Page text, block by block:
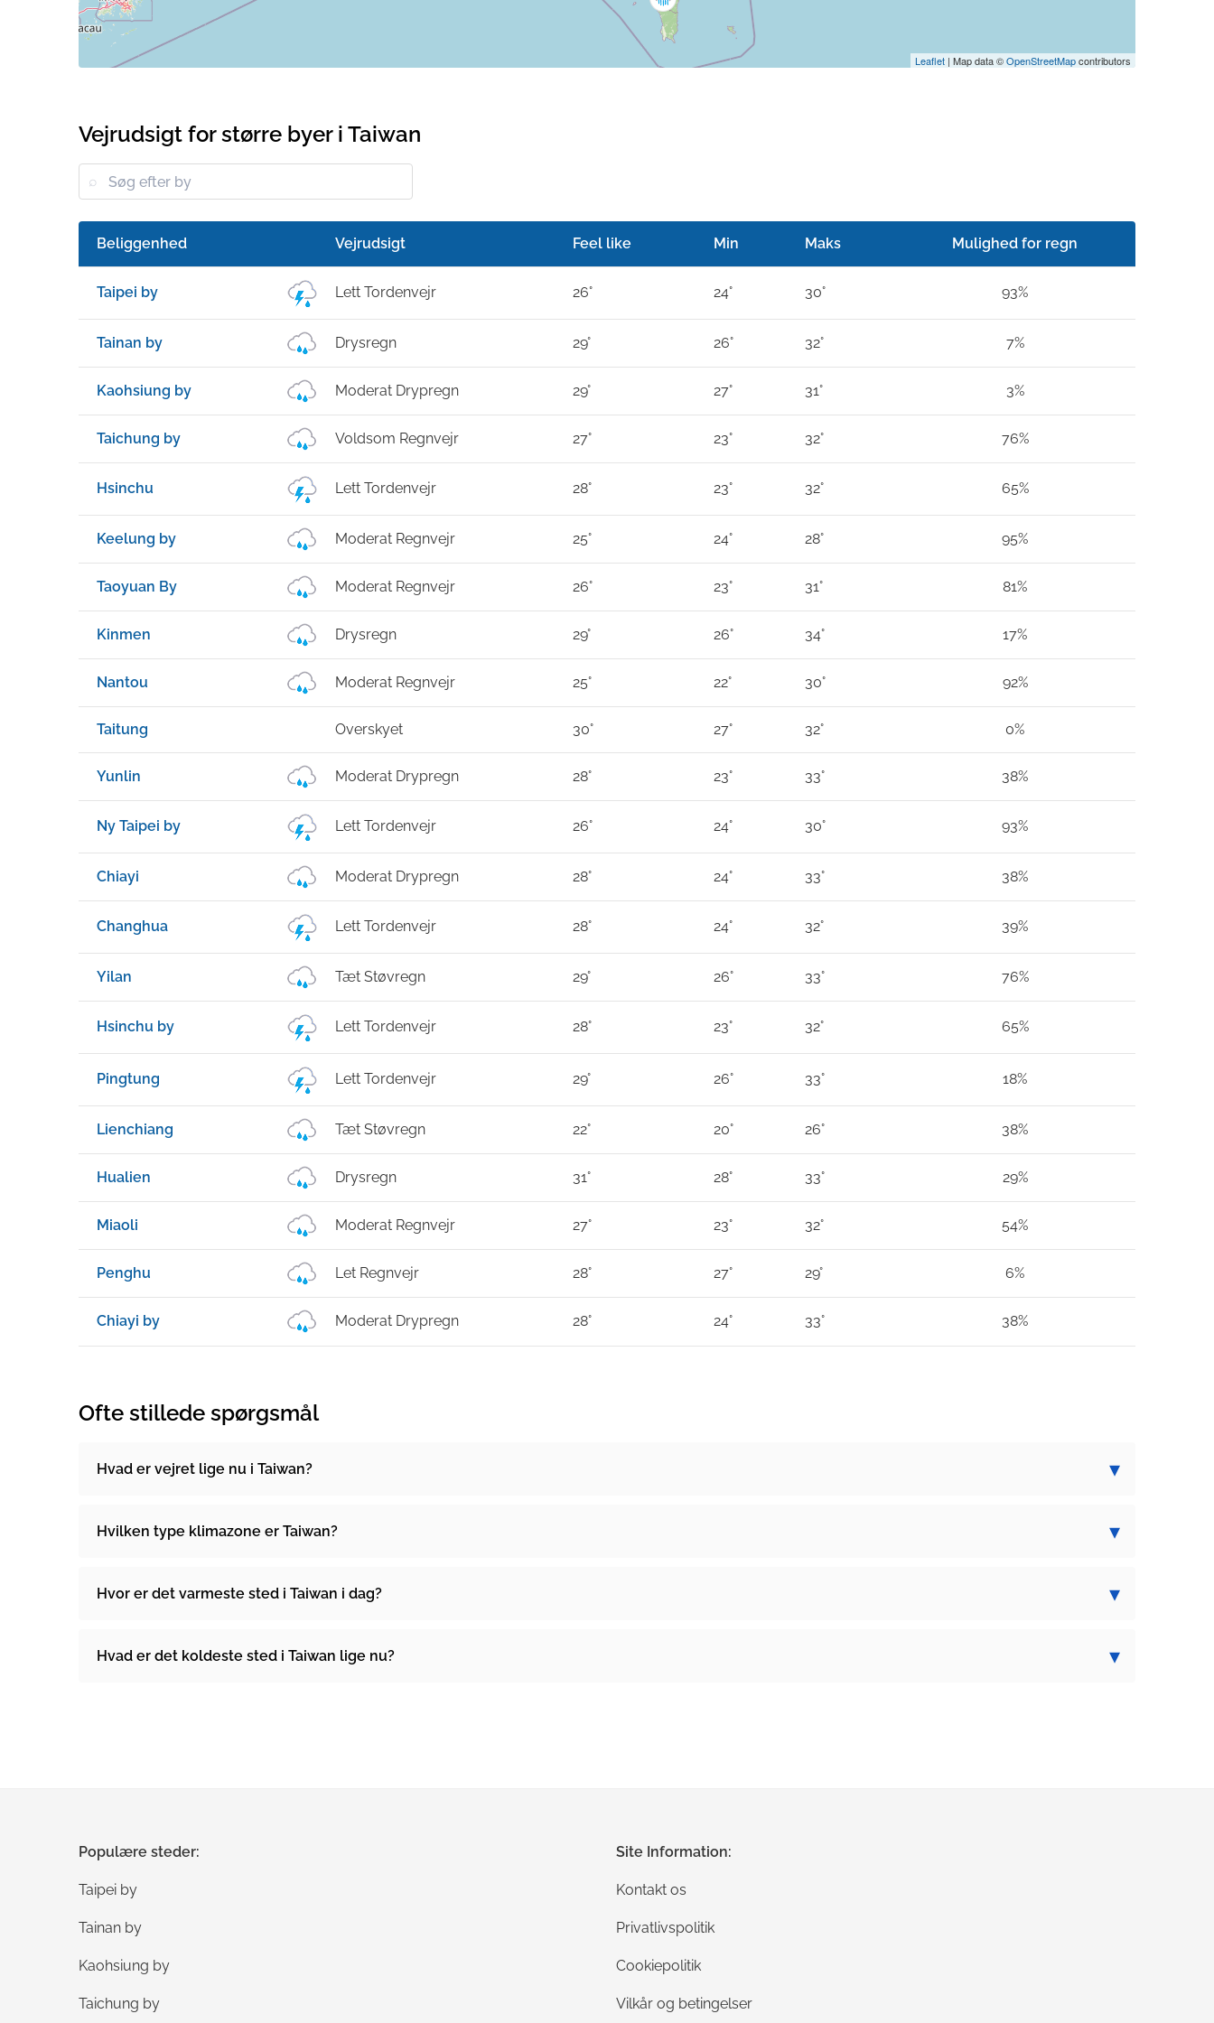
Leaflet | Map data ©OpenStreetMapcontributors
Vejrudsigt for større byer i Taiwan
Beliggenhed Vejrudsigt Feel like Min Maks Mulighed for regn
Taipei by Lett Tordenvejr 26° 24° 30° 93%
Tainan by Drysregn 29° 26° 32° 7%
Kaohsiung by Moderat Drypregn 29° 27° 31° 3%
Taichung by Voldsom Regnvejr 27° 23° 32° 76%
Hsinchu Lett Tordenvejr 28° 23° 32° 65%
Keelung by Moderat Regnvejr 25° 24° 28° 95%
Taoyuan By Moderat Regnvejr 26° 23° 31° 81%
Kinmen Drysregn 29° 26° 34° 17%
Nantou Moderat Regnvejr 25° 22° 30° 92%
Taitung Overskyet 30° 27° 32° 0%
Yunlin Moderat Drypregn 28° 23° 33° 38%
Ny Taipei by Lett Tordenvejr 26° 24° 30° 93%
Chiayi Moderat Drypregn 28° 24° 33° 38%
Changhua Lett Tordenvejr 28° 24° 32° 39%
Yilan Tæt Støvregn 29° 26° 33° 76%
Hsinchu by Lett Tordenvejr 28° 23° 32° 65%
Pingtung Lett Tordenvejr 29° 26° 33° 18%
Lienchiang Tæt Støvregn 22° 20° 26° 38%
Hualien Drysregn 31° 28° 33° 29%
Miaoli Moderat Regnvejr 27° 23° 32° 54%
Penghu Let Regnvejr 28° 27° 29° 6%
Chiayi by Moderat Drypregn 28° 24° 33° 38%
Ofte stillede spørgsmål
Hvad er vejret lige nu i Taiwan?
Hvilken type klimazone er Taiwan?
Hvor er det varmeste sted i Taiwan i dag?
Hvad er det koldeste sted i Taiwan lige nu?
Populære steder:
Taipei by
Tainan by
Kaohsiung by
Taichung by
Site Information:
Kontakt os
Privatlivspolitik
Cookiepolitik
Vilkår og betingelser